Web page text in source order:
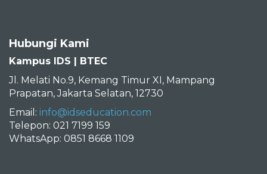
Kampus IDS | BTEC
Jl. Melati No.9, Kemang Timur XI, Mampang
Prapatan, Jakarta Selatan, 12730
Email: info@idseducation.com
Telepon: 021 7199 159
WhatsApp: 0851 8668 1109